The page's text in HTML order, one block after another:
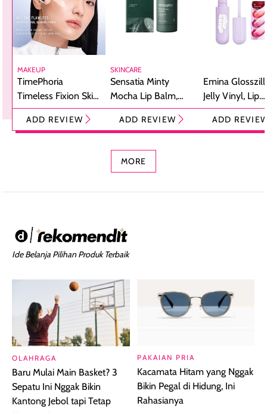
MAKEUP
TimePhoria
Timeless Fixion Skin
Tint Stick,
Foundation dan
ADD REVIEW
SKINCARE
Sensatia Minty
Mocha Lip Balm,
Pelembap Bibir
dengan Aroma
ADD REVIEW
Emina
Jelly Vinyl, Lip
Cream Glossy
Ringan
ADD
MORE
Ide Belanja Pilihan Produk Terbaik
OLAHRAGA
Baru Mulai Main Basket? 3
Sepatu Ini Nggak Bikin
Kantong Jebol tapi Tetap
PAKAIAN PRIA
Kacamata Hitam yang Nggak
Bikin Pegal di Hidung, Ini
Rahasianya